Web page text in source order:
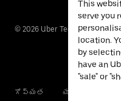
© 2026 Uber Technologies Inc.
గోప్యత యాక్సెసబిలిటీ
This
serve you
location.
by
have an
"sale" or